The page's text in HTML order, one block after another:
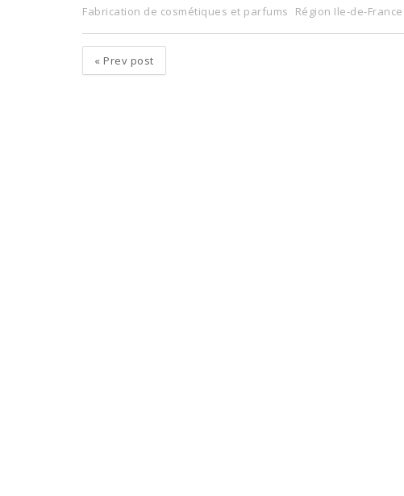
Fabrication de cosmétiques et parfums
Région Ile-de-France
« Prev post